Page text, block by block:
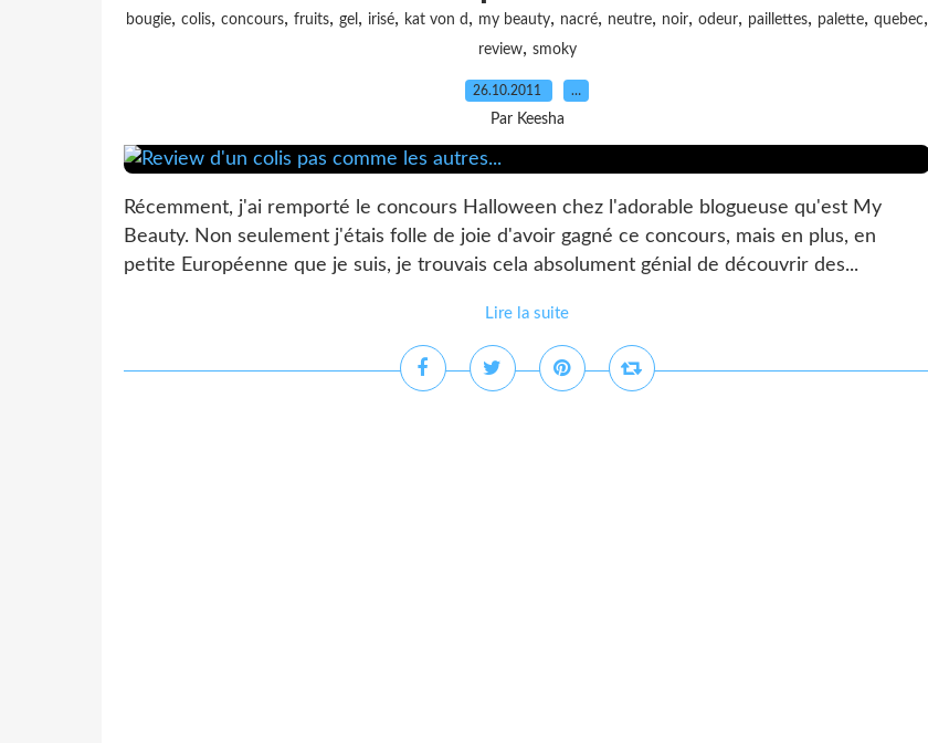
bougie, colis, concours, fruits, gel , irisé, kat von d , my beauty, nacré, neutre, noir, odeur, paillettes, palette, quebec,
review, smoky
26.10.2011 …
Par Keesha
Récemment, j'ai remporté le concours Halloween chez l'adorable blogueuse qu'est My
Beauty. Non seulement j'étais folle de joie d'avoir gagné ce concours, mais en plus, en
petite Européenne que je suis, je trouvais cela absolument génial de découvrir des...
Lire la suite